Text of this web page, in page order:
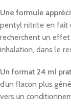
Une formule
pentyl nitrite en fait
recherchent un
inhalation, dans le
Un format 24 ml
d’un flacon plus
vers un